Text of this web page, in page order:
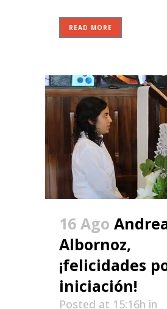
READ MORE
16 Ago
Albornoz,
¡felicidades
iniciación!
Posted at 15:16h in